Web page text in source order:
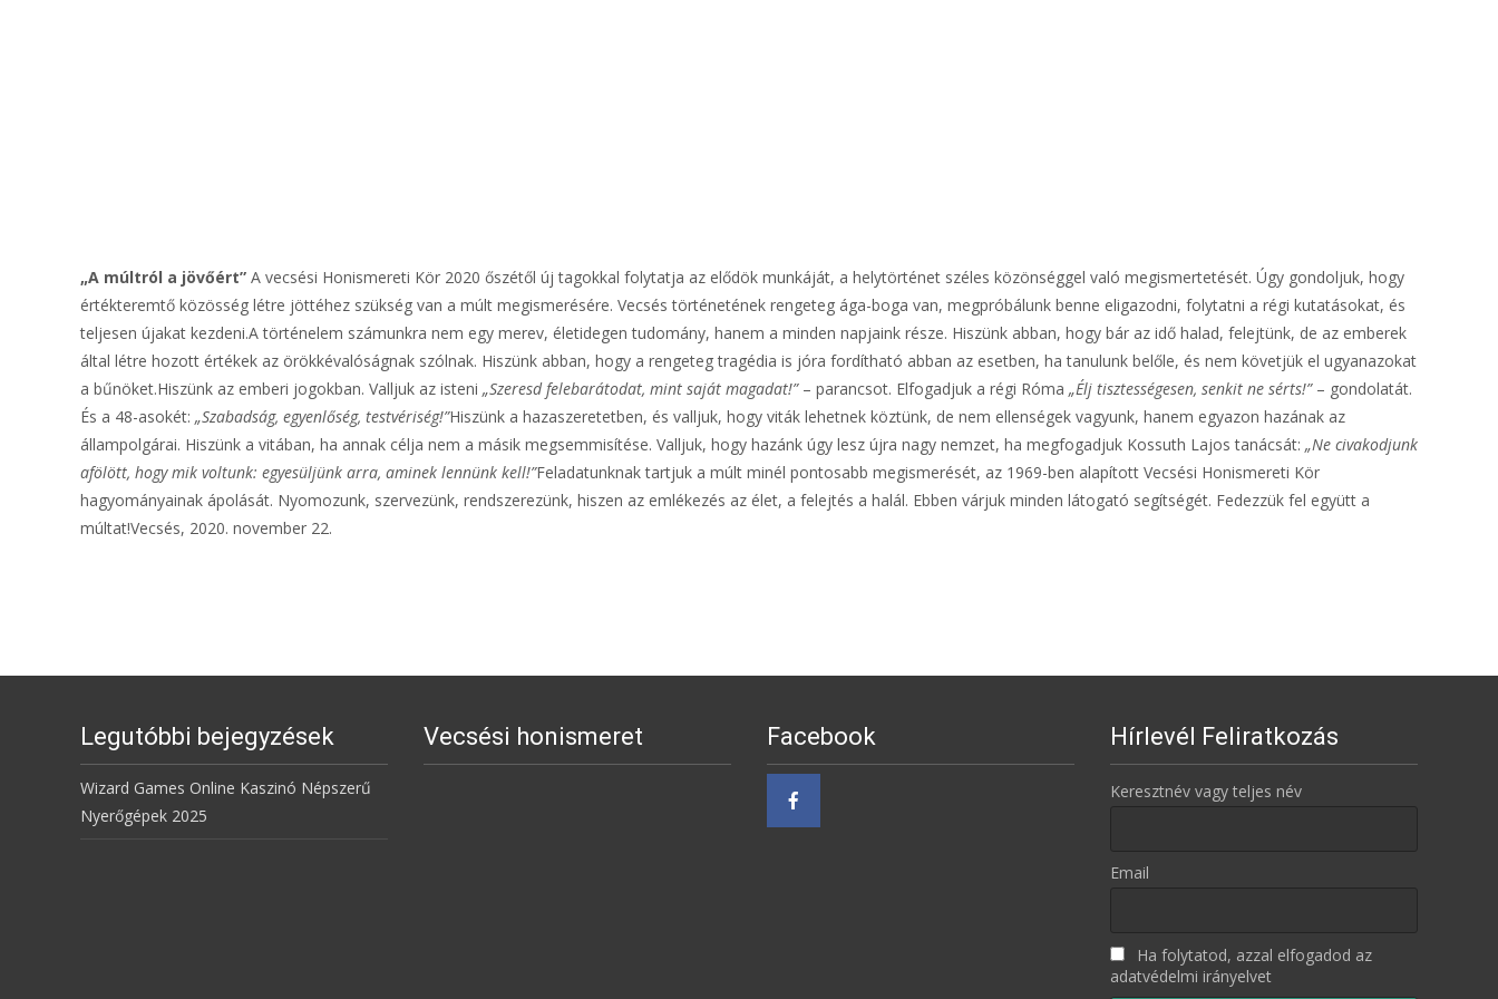
„A múltról a jövőért” A vecsési Honismereti Kör 2020 őszétől új tagokkal folytatja az elődök munkáját, a helytörténet széles közönséggel való megismertetését. Úgy gondoljuk, hogy
értékteremtő közösség létre jöttéhez szükség van a múlt megismerésére. Vecsés történetének rengeteg ága-boga van, megpróbálunk benne eligazodni, folytatni a régi kutatásokat, és
teljesen újakat kezdeni.A történelem számunkra nem egy merev, életidegen tudomány, hanem a minden napjaink része. Hiszünk abban, hogy bár az idő halad, felejtünk, de az emberek
által létre hozott értékek az örökkévalóságnak szólnak. Hiszünk abban, hogy a rengeteg tragédia is jóra fordítható abban az esetben, ha tanulunk belőle, és nem követjük el ugyanazokat
a bűnöket.Hiszünk az emberi jogokban. Valljuk az isteni „Szeresd felebarátodat, mint saját magadat!”– parancsot. Elfogadjuk a régi Róma „Élj tisztességesen, senkit ne sérts!”– gondolatát.
És a 48-asokét: „Szabadság, egyenlőség, testvériség!”Hiszünk a hazaszeretetben, és valljuk, hogy viták lehetnek köztünk, de nem ellenségek vagyunk, hanem egyazon hazának az
állampolgárai. Hiszünk a vitában, ha annak célja nem a másik megsemmisítése. Valljuk, hogy hazánk úgy lesz újra nagy nemzet, ha megfogadjuk Kossuth Lajos tanácsát: „Ne civakodjunk
afölött, hogy mik voltunk: egyesüljünk arra, aminek lennünk kell!”Feladatunknak tartjuk a múlt minél pontosabb megismerését, az 1969-ben alapított Vecsési Honismereti Kör
hagyományainak ápolását. Nyomozunk, szervezünk, rendszerezünk, hiszen az emlékezés az élet, a felejtés a halál. Ebben várjuk minden látogató segítségét. Fedezzük fel együtt a
múltat!Vecsés, 2020. november 22.
Legutóbbi bejegyzések
Wizard Games Online Kaszinó Népszerű
Nyerőgépek 2025
Vecsési honismeret Facebook Hírlevél Feliratkozás
Keresztnév vagy teljes név
Email
Ha folytatod, azzal elfogadod az
adatvédelmi irányelvet